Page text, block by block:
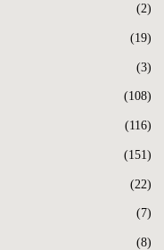
(2)
(19)
(3)
(108)
(116)
(151)
(22)
(7)
(8)